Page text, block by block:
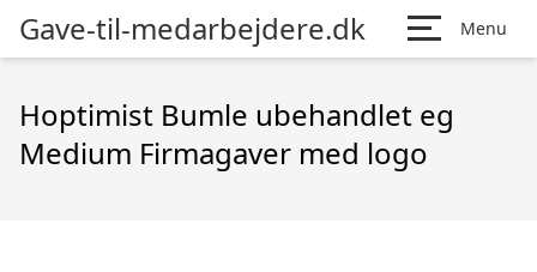
Gave-til-medarbejdere.dk Menu
Hoptimist Bumle ubehandlet eg
Medium Firmagaver med logo